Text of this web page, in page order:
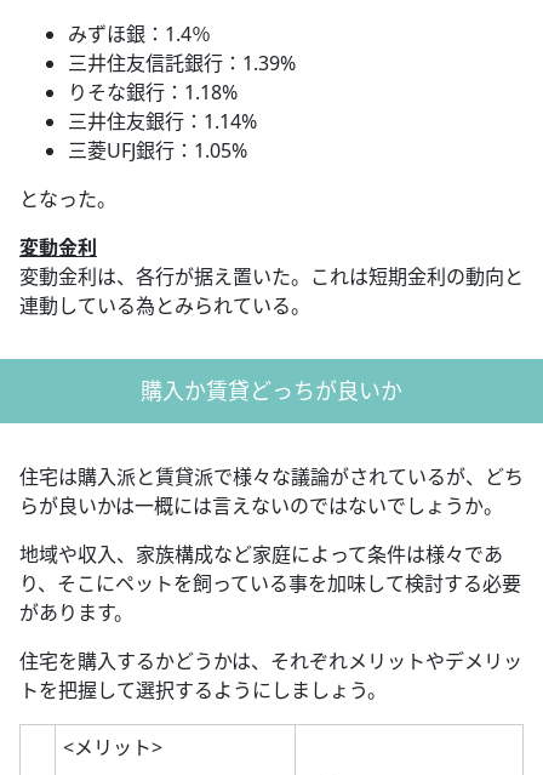
みずほ銀：1.4％
三井住友信託銀行：1.39%
りそな銀行：1.18%
三井住友銀行：1.14%
三菱UFJ銀行：1.05%
となった。
変動金利
変動金利は、各行が据え置いた。これは短期金利の動向と
連動している為とみられている。
購入か賃貸どっちが良いか
住宅は購入派と賃貸派で様々な議論がされているが、どち
らが良いかは一概には言えないのではないでしょうか。
地域や収入、家族構成など家庭によって条件は様々であ
り、そこにペットを飼っている事を加味して検討する必要
があります。
住宅を購入するかどうかは、それぞれメリットやデメリッ
トを把握して選択するようにしましょう。
<メリット>